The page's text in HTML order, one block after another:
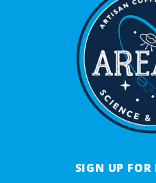
SIGN UP FOR